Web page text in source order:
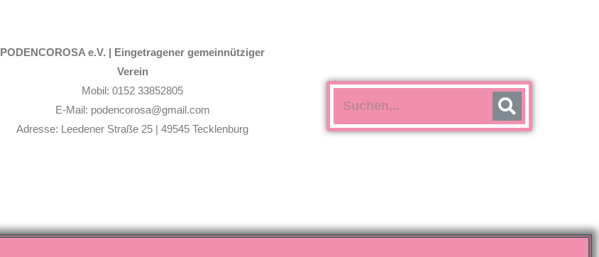
PODENCOROSA e.V. | Eingetragener gemeinnütziger
Verein
Mobil: 0152 33852805
E-Mail: podencorosa@gmail.com
Adresse: Leedener Straße 25 | 49545 Tecklenburg